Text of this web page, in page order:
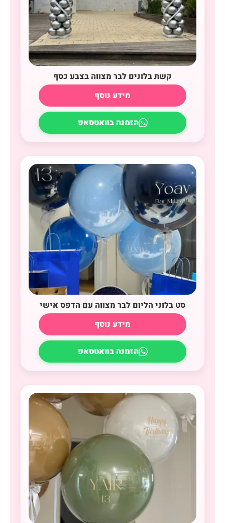
קשת בלונים לבר מצווה בצבע כסף
מידע נוסף
הזמנה בוואטסאפ
סט בלוני הליום לבר מצווה עם הדפס אישי
מידע נוסף
הזמנה בוואטסאפ